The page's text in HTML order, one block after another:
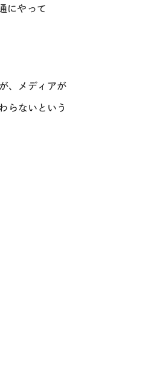
にやって
、メディアが
らないという